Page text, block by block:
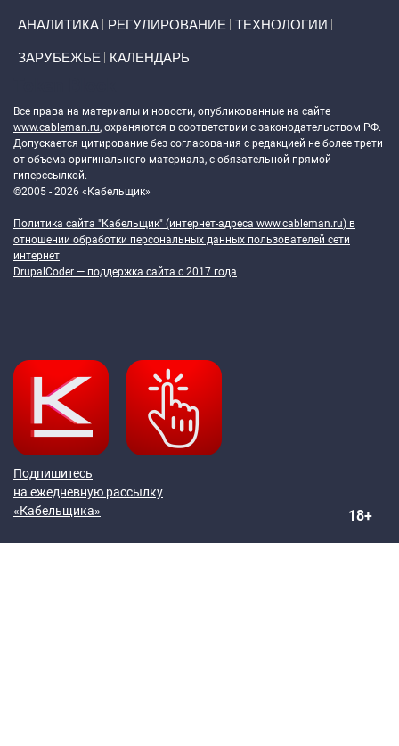
АНАЛИТИКА РЕГУЛИРОВАНИЕ ТЕХНОЛОГИИ
ЗАРУБЕЖЬЕ КАЛЕНДАРЬ
Все права на материалы и новости, опубликованные на сайте
www.cableman.ru, охраняются в соответствии с законодательством РФ.
Допускается цитирование без согласования с редакцией не более трети
от объема оригинального материала, с обязательной прямой
гиперссылкой.
©2005 - 2026 «Кабельщик»
Политика сайта "Кабельщик" (интернет-адреса www.cableman.ru) в
отношении обработки персональных данных пользователей сети
интернет
DrupalCoder — поддержка сайта c 2017 года
Подпишитесь
на ежедневную рассылку
«Кабельщика»